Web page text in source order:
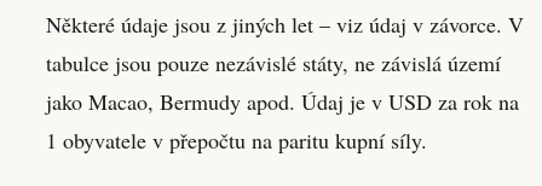
Některé údaje jsou z jiných let – viz údaj v závorce. V
tabulce jsou pouze nezávislé státy, ne závislá území
jako Macao, Bermudy apod. Údaj je v USD za rok na
1 obyvatele v přepočtu na paritu kupní síly.